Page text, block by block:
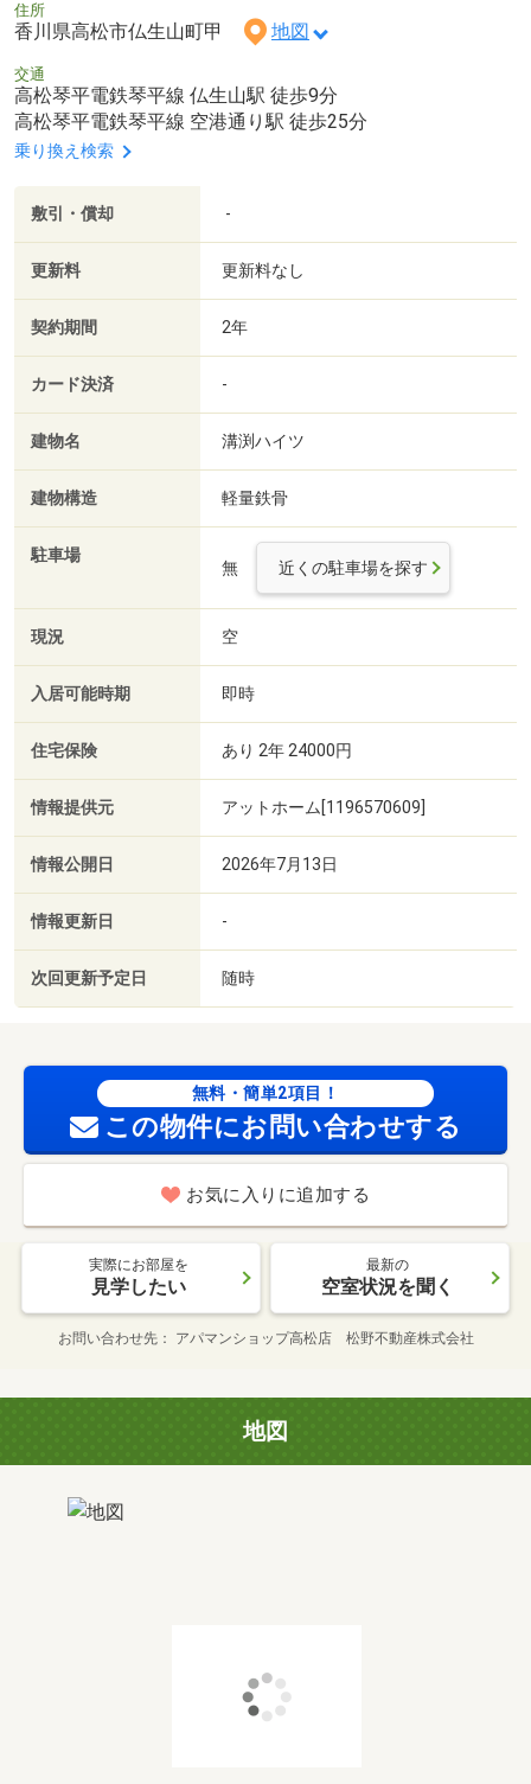
住所
香川県高松市仏生山町甲 地図
交通
高松琴平電鉄琴平線 仏生山駅 徒歩9分
高松琴平電鉄琴平線 空港通り駅 徒歩25分
乗り換え検索
敷引・償却 -
更新料 更新料なし
契約期間 2年
カード決済 -
建物名 溝渕ハイツ
建物構造 軽量鉄骨
駐車場
無 近くの駐車場を探す
現況 空
入居可能時期 即時
住宅保険 あり 2年 24000円
情報提供元 アットホーム[1196570609]
情報公開日 2026年7月13日
情報更新日 -
次回更新予定日 随時
無料・簡単2項目！
この物件にお問い合わせする
お気に入りに追加する
実際にお部屋を
見学したい
最新の
空室状況を聞く
お問い合わせ先 アパマンショップ高松店 松野不動産株式会社
地図